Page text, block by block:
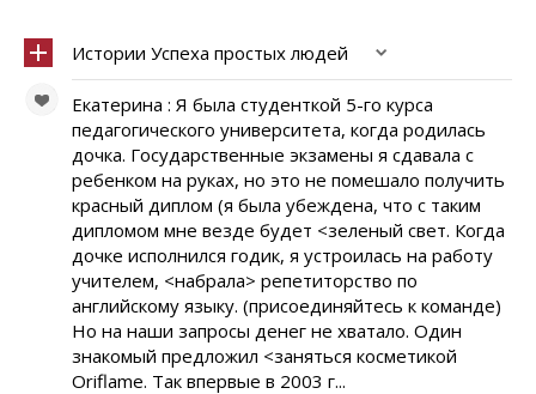
Истории Успеха простых людей
Екатерина : Я была студенткой 5-го курса
педагогического университета, когда родилась
дочка. Государственные экзамены я сдавала с
ребенком на руках, но это не помешало получить
красный диплом (я была убеждена, что с таким
дипломом мне везде будет <зеленый свет. Когда
дочке исполнился годик, я устроилась на работу
учителем, <набрала> репетиторство по
английскому языку. (присоединяйтесь к команде)
Но на наши запросы денег не хватало. Один
знакомый предложил <заняться косметикой
Oriflame. Так впервые в 2003 г...